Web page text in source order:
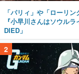
「パリィ」や「ローリ
『小早川さんはソウル
DIED」
2